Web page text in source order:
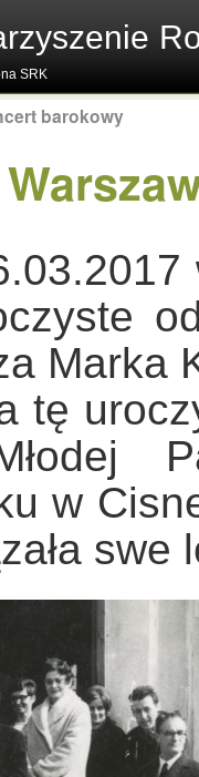
SRK
barokowy
Marka
tę
w
swe